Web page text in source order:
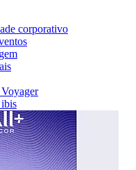
corporativo